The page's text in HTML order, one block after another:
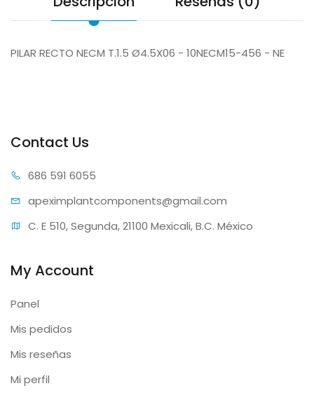
PILAR RECTO NECM T.1.5 Ø4.5X06 - 10NECM15-456 - NE
Contact Us
686 591 6055
apeximplantcomponents@gmail.com
C. E 510, Segunda, 21100 Mexicali, B.C. México
My Account
Panel
Mis pedidos
Mis reseñas
Mi perfil